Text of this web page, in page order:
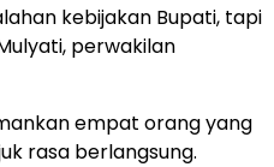
kebijakan Bupati, tapi
perwakilan
empat orang yang
rasa berlangsung.